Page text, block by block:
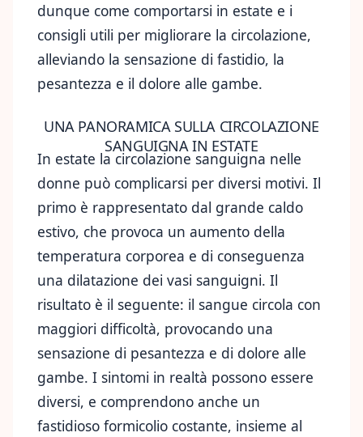
dunque come comportarsi in estate e i
consigli utili per migliorare la circolazione,
alleviando la sensazione di fastidio, la
pesantezza e il dolore alle gambe.
UNA PANORAMICA SULLA CIRCOLAZIONE
SANGUIGNA IN ESTATE
In estate la circolazione sanguigna nelle
donne può complicarsi per diversi motivi. Il
primo è rappresentato dal grande caldo
estivo, che provoca un aumento della
temperatura corporea e di conseguenza
una dilatazione dei vasi sanguigni. Il
risultato è il seguente: il sangue circola con
maggiori difficoltà, provocando una
sensazione di pesantezza e di dolore alle
gambe. I sintomi in realtà possono essere
diversi, e comprendono anche un
fastidioso formicolio costante, insieme al